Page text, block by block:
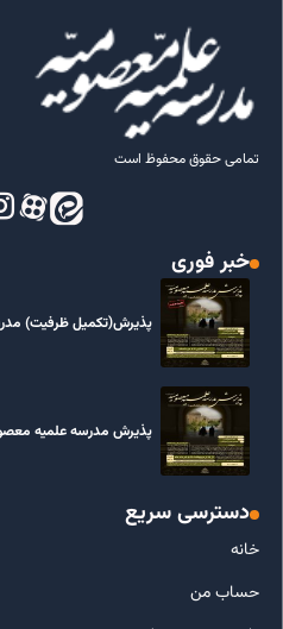
تمامی حقوق محفوظ است
خبر فوری
پذیرش(تکمیل ظرفیت)
پذیرش مدرسه علمیه
دسترسی سریع
خانه
حساب من